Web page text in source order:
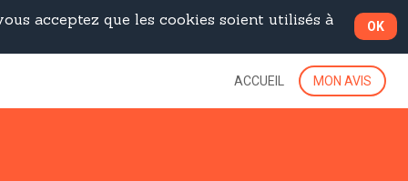
ACCUEIL MON AVIS
acceptez que les cookies soient utilisés à
OK